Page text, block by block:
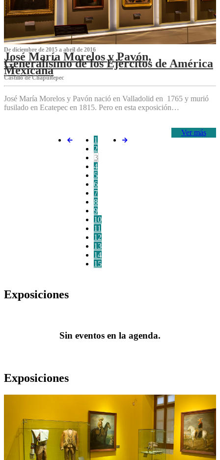
De diciembre de 2015 a abril de 2016
José María Morelos y Pavón,
Generalísimo de los Ejércitos de América
Mexicana
C‌astillo de Chapultepec
José María Morelos y Pavón nació en Valladolid en 1765 y murió
fusilado en Ecatepec en 1815. Pero en esta exposición…
Ver más
1
2
3
4
5
6
7
8
9
10
11
12
13
14
15
Exposiciones
Sin eventos en la agenda.
Exposiciones